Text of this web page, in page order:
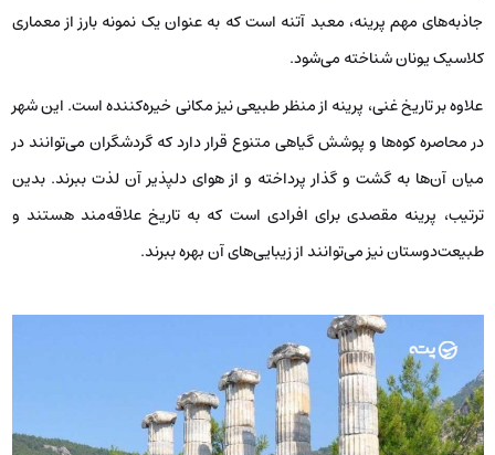
جاذبه‌های مهم پرینه، معبد آتنه است که به عنوان یک نمونه بارز از معماری
کلاسیک یونان شناخته می‌شود.
علاوه بر تاریخ غنی، پرینه از منظر طبیعی نیز مکانی خیره‌کننده است. این شهر
در محاصره کوه‌ها و پوشش گیاهی متنوع قرار دارد که گردشگران می‌توانند در
میان آن‌ها به گشت و گذار پرداخته و از هوای دلپذیر آن لذت ببرند. بدین
ترتیب، پرینه مقصدی برای افرادی است که به تاریخ علاقه‌مند هستند و
طبیعت‌دوستان نیز می‌توانند از زیبایی‌های آن بهره ببرند.